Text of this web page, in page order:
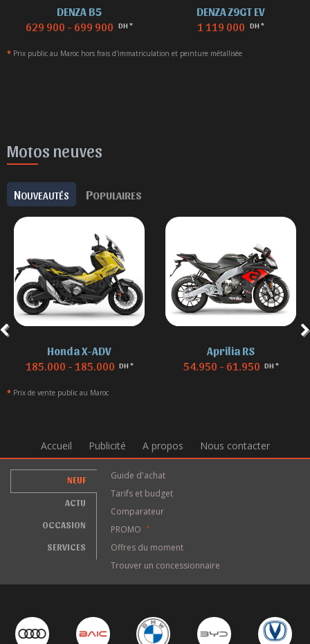
DENZA B5
629 900 - 699 900 DH *
DENZA Z9GT EV
1 119 000 DH *
* Prix public au Maroc hors frais d'immatriculation et peinture métallisée
Motos neuves
NOUVEAUTÉS POPULAIRES
Aprilia RS
54.950 - 61.950 DH *
BMW F 850
155.000 - 155.000 DH *
* Prix de vente public au Maroc
Accueil Publicité A propos Nous contacter
NEUF
ACTU
OCCASION
SERVICES
Guide d'achat
Tarifs et budget
Comparateur
PROMO
*
Offres du moment
Trouver un concessionnaire